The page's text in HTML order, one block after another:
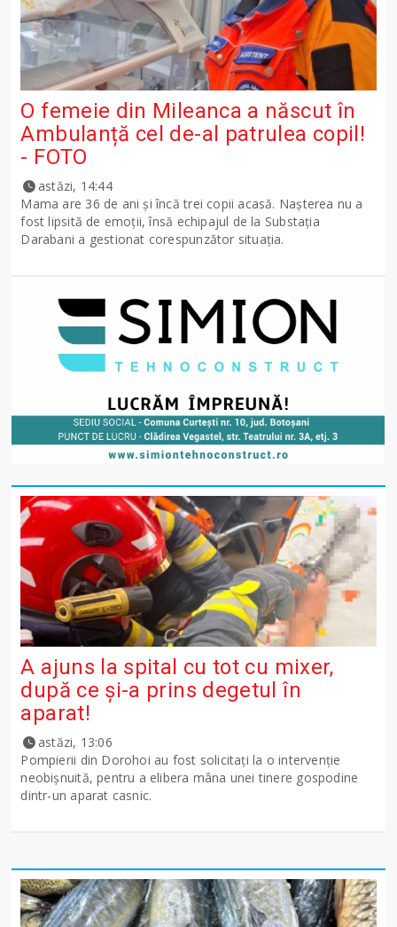
O femeie din Mileanca a născut în
Ambulanță cel de-al patrulea copil!
- FOTO
astăzi, 14:44
Mama are 36 de ani și încă trei copii acasă. Nașterea nu a
fost lipsită de emoții, însă echipajul de la Substația
Darabani a gestionat corespunzător situația.
A ajuns la spital cu tot cu mixer,
după ce și-a prins degetul în
aparat!
astăzi, 13:06
Pompierii din Dorohoi au fost solicitați la o intervenție
neobișnuită, pentru a elibera mâna unei tinere gospodine
dintr-un aparat casnic.